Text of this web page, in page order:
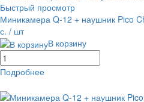
Быстрый просмотр
Миникамера Q-12 + наушник Pico
с. / шт
В корзину
Подробнее